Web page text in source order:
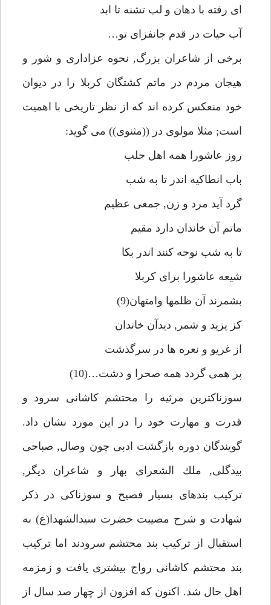
اى رفته با دهان و لب تشنه تا ابد
آب حيات در قدم جانفزاى تو…
برخى از شاعران بزرگ, نحوه عزادارى و شور و
هيجان مردم در ماتم كشتگان كربلا را در ديوان
خود منعكس كرده اند كه از نظر تاريخى با اهميت
است; مثلا مولوى در ((مثنوى)) مى گويد:
روز عاشورا همه اهل حلب
باب انطاكيه اندر تا به شب
گرد آيد مرد و زن, جمعى عظيم
ماتم آن خاندان دارد مقيم
تا به شب نوحه كنند اندر بكا
شيعه عاشورا براى كربلا
بشمرند آن ظلمها وامتهان(9)
كز يزيد و شمر, ديدآن خاندان
از غريو و نعره ها در سرگذشت
پر همى گردد همه صحرا و دشت…(10)
سوزناكترين مرثيه را محتشم كاشانى سرود و
قدرت و مهارت خود را در اين مورد نشان داد.
گويندگان دوره بازگشت ادبى چون وصال, صباحى
بيدگلى, ملك الشعراى بهار و شاعران ديگر,
تركيب بندهاى بسيار فصيح و سوزناكى در ذكر
شهادت و شرح مصيبت حضرت سيدالشهدا(ع) به
استقبال از تركيب بند محتشم سرودند اما تركيب
بند محتشم كاشانى رواج بيشترى يافت و زمزمه
اهل حال شد. اكنون كه افزون از چهار صد سال از